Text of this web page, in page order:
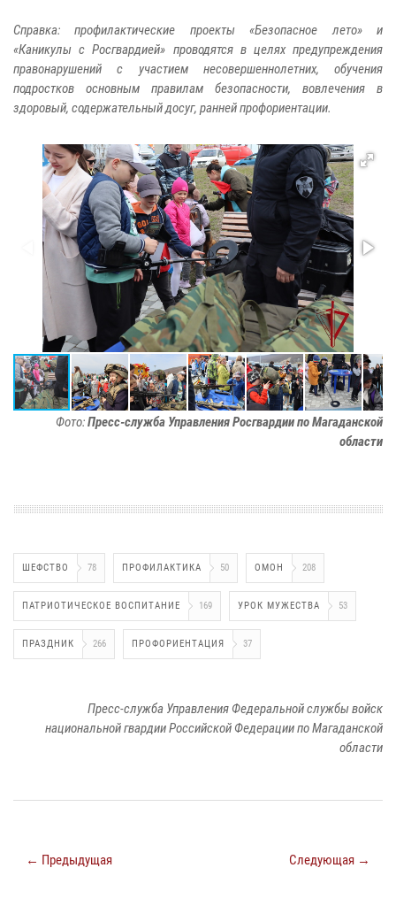
Справка: профилактические проекты «Безопасное лето» и
«Каникулы с Росгвардией» проводятся в целях предупреждения
правонарушений с участием несовершеннолетних, обучения
подростков основным правилам безопасности, вовлечения в
здоровый, содержательный досуг, ранней профориентации.
Фото:Пресс-служба Управления Росгвардии по Магаданской
области
ШЕФСТВО 78 ПРОФИЛАКТИКА 50 ОМОН 208
ПАТРИОТИЧЕСКОЕ ВОСПИТАНИЕ 169 УРОК МУЖЕСТВА 53
ПРАЗДНИК 266 ПРОФОРИЕНТАЦИЯ 37
Пресс-служба Управления Федеральной службы войск
национальной гвардии Российской Федерации по Магаданской
области
← Предыдущая Следующая →